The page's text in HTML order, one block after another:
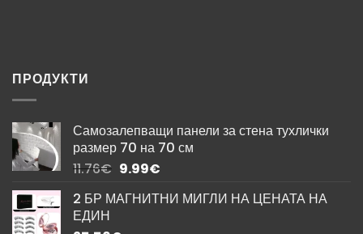
ПРОДУКТИ
Самозалепващи панели за стена тухлички
размер 70 на 70 см
11.76€ Original
was:
9.99€Текущата
е:
2 БР МАГНИТНИ МИГЛИ НА ЦЕНАТА НА
ЕДИН